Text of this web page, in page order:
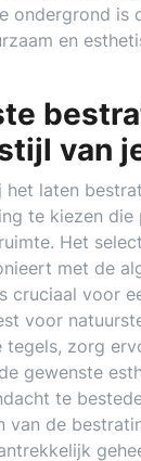
ondergrond is
en
van
het laten
te kiezen
Het
met de
cruciaal voor
voor
tegels, zorg
gewenste
te
van de